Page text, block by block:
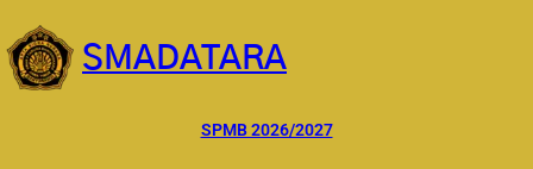
ke
konten
SMADATARA
SPMB 2026/2027